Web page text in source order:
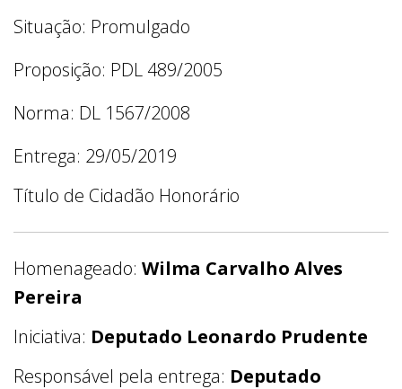
Situação: Promulgado
Proposição: PDL 489/2005
Norma: DL 1567/2008
Entrega: 29/05/2019
Título de Cidadão Honorário
Homenageado: Wilma Carvalho Alves
Pereira
Iniciativa: Deputado Leonardo Prudente
Responsável pela entrega: Deputado